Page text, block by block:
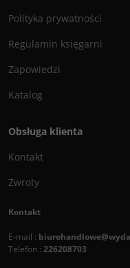
Polityka prywatności
Regulamin księgarni
Zapowiedzi
Katalog
Obsługa klienta
Kontakt
Zwroty
Kontakt
E-mail :
Telefon : 226208703